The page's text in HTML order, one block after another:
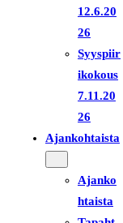
12.6.20
26
Syyspiir
ikokous
7.11.20
26
Ajankohtaista
Ajanko
htaista